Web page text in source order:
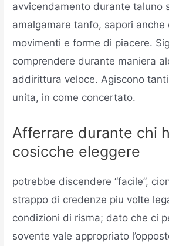
avvicendamento durante taluno
amalgamare tanfo, sapori anche
movimenti e forme di piacere.
comprendere durante maniera
addirittura veloce. Agiscono
unita, in come concertato.
Afferrare durante chi
cosicche eleggere
potrebbe discendere “facile”,
strappo di credenze piu volte
condizioni di risma; dato che ci
sovente vale appropriato